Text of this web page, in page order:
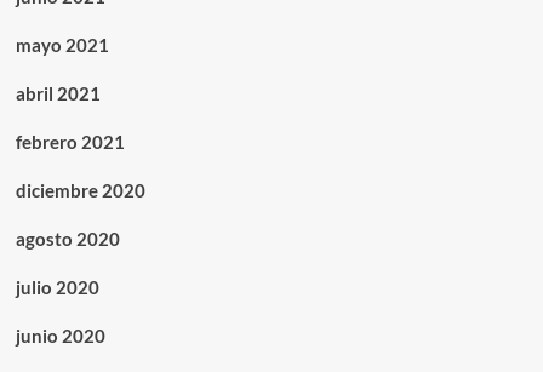
mayo 2021
abril 2021
febrero 2021
diciembre 2020
agosto 2020
julio 2020
junio 2020